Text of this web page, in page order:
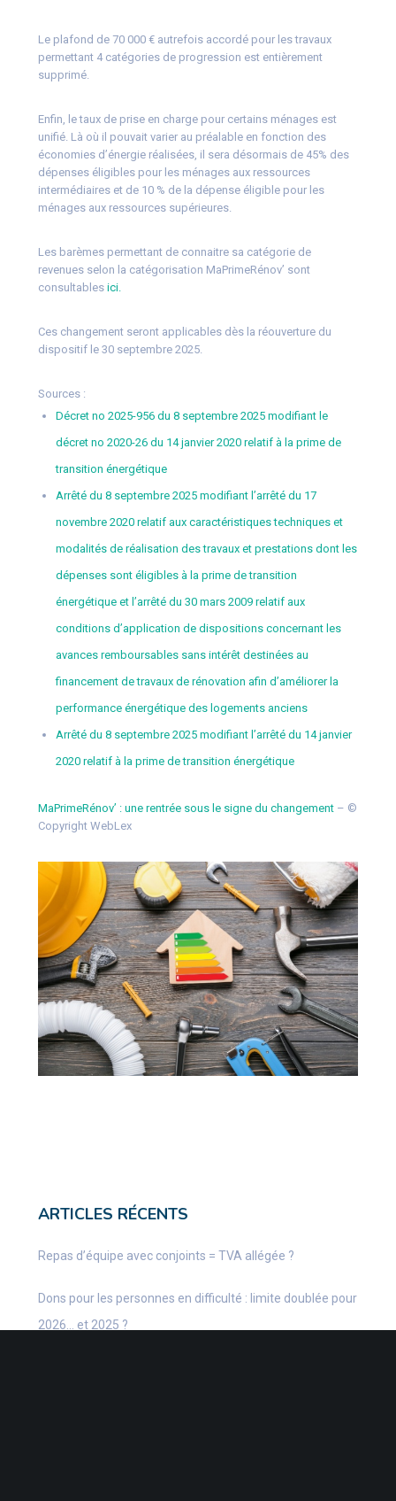
Le plafond de 70 000 € autrefois accordé pour les travaux
permettant 4 catégories de progression est entièrement
supprimé.
Enfin, le taux de prise en charge pour certains ménages est
unifié. Là où il pouvait varier au préalable en fonction des
économies d’énergie réalisées, il sera désormais de 45% des
dépenses éligibles pour les ménages aux ressources
intermédiaires et de 10 % de la dépense éligible pour les
ménages aux ressources supérieures.
Les barèmes permettant de connaitre sa catégorie de
revenues selon la catégorisation MaPrimeRénov’ sont
consultables ici.
Ces changement seront applicables dès la réouverture du
dispositif le 30 septembre 2025.
Sources :
Décret no 2025-956 du 8 septembre 2025 modifiant le
décret no 2020-26 du 14 janvier 2020 relatif à la prime de
transition énergétique
Arrêté du 8 septembre 2025 modifiant l’arrêté du 17
novembre 2020 relatif aux caractéristiques techniques et
modalités de réalisation des travaux et prestations dont les
dépenses sont éligibles à la prime de transition
énergétique et l’arrêté du 30 mars 2009 relatif aux
conditions d’application de dispositions concernant les
avances remboursables sans intérêt destinées au
financement de travaux de rénovation afin d’améliorer la
performance énergétique des logements anciens
Arrêté du 8 septembre 2025 modifiant l’arrêté du 14 janvier
2020 relatif à la prime de transition énergétique
MaPrimeRénov’ : une rentrée sous le signe du changement– ©
Copyright WebLex
ARTICLES RÉCENTS
Repas d’équipe avec conjoints = TVA allégée ?
Dons pour les personnes en difficulté : limite doublée pour
2026… et 2025 ?